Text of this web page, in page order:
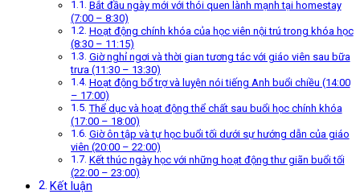
Bắt đầu ngày mới với thói quen lành mạnh tại homestay
(7:00 – 8:30)
Hoạt động chính khóa của học viên nội trú trong khóa học
(8:30 – 11:15)
Giờ nghỉ ngơi và thời gian tương tác với giáo viên sau bữa
trưa (11:30 – 13:30)
Hoạt động bổ trợ và luyện nói tiếng Anh buổi chiều (14:00
– 17:00)
Thể dục và hoạt động thể chất sau buổi học chính khóa
(17:00 – 18:00)
Giờ ôn tập và tự học buổi tối dưới sự hướng dẫn của giáo
viên (20:00 – 22:00)
Kết thúc ngày học với những hoạt động thư giãn buổi tối
(22:00 – 23:00)
Kết luận